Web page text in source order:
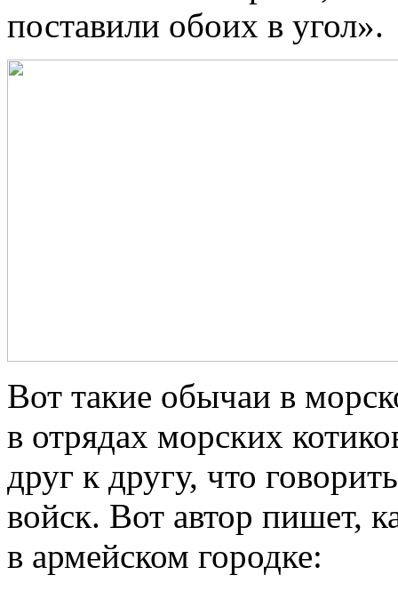
поставили обоих в угол».
Вот такие обычаи в
в отрядах морских
друг к другу, что
войск. Вот автор пишет,
в армейском городке: